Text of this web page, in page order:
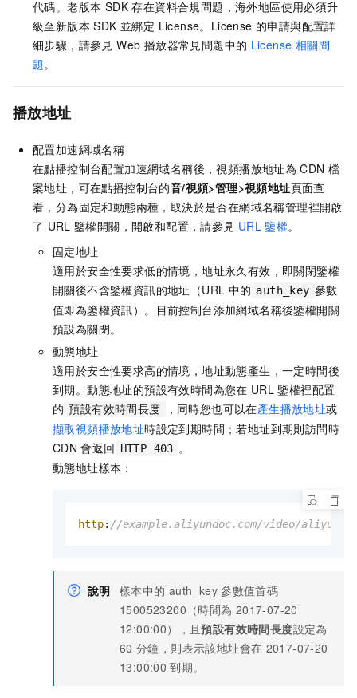
代碼。老版本 SDK 存在資料合規問題，海外地區使用必須升
級至新版本 SDK 並綁定 License。License 的申請與配置詳
細步驟，請參見 Web 播放器常見問題中的 License 相關問
題。
播放地址
配置加速網域名稱
在點播控制台配置加速網域名稱後，視頻播放地址為 CDN 檔
案地址，可在點播控制台的音/視頻>管理>視頻地址頁面查
看，分為固定和動態兩種，取決於是否在網域名稱管理裡開啟
了 URL 鑒權開關，開啟和配置，請參見 URL 鑒權。
固定地址
適用於安全性要求低的情境，地址永久有效，即關閉鑒權
開關後不含鑒權資訊的地址（URL 中的 auth_key 參數
值即為鑒權資訊）。目前控制台添加網域名稱後鑒權開關
預設為關閉。
動態地址
適用於安全性要求高的情境，地址動態產生，一定時間後
到期。動態地址的預設有效時間為您在 URL 鑒權裡配置
的 預設有效時間長度 ，同時您也可以在產生播放地址或
擷取視頻播放地址時設定到期時間；若地址到期則訪問時
CDN 會返回 HTTP 403 。
動態地址樣本：
http: //example.aliyundoc.com/video/aliyun-
說明 樣本中的 auth_key 參數值首碼
1500523200（時間為 2017-07-20
12:00:00），且預設有效時間長度設定為
60 分鐘，則表示該地址會在 2017-07-20
13:00:00 到期。